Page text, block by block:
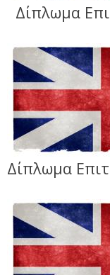
Δίπλωμα
Δίπλωμα